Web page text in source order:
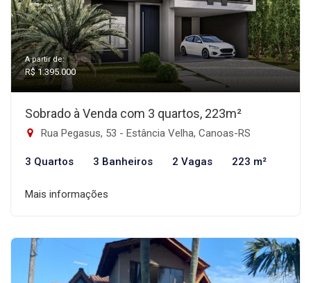
A partir de:
R$ 1.395.000
Sobrado à Venda com 3 quartos, 223m²
Rua Pegasus, 53 - Estância Velha, Canoas-RS
3 Quartos 3 Banheiros 2 Vagas 223 m²
Mais informações